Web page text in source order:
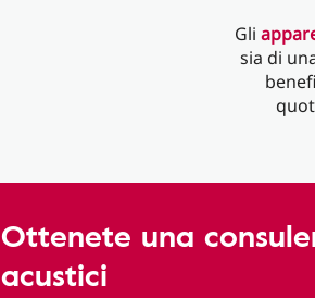
Gli
sia di
Ottenete una
acustici